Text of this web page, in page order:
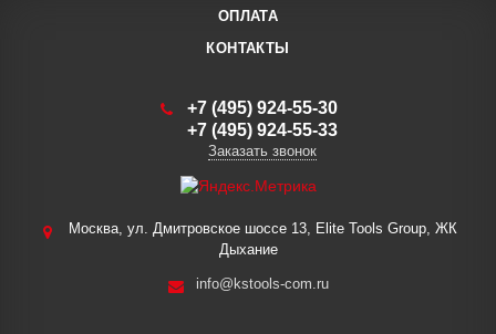
ОПЛАТА
КОНТАКТЫ
+7 (495) 924-55-30
+7 (495) 924-55-33
Заказать звонок
Москва, ул. Дмитровское шоссе 13, Elite Tools Group, ЖК
Дыхание
info@kstools-com.ru